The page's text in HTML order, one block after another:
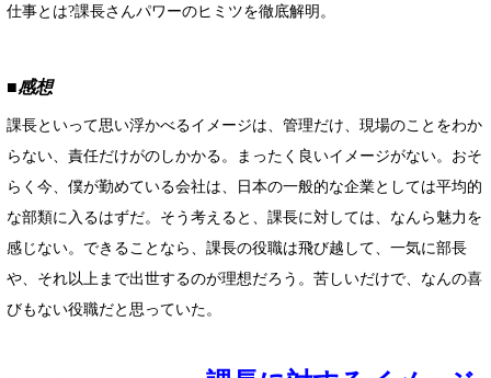
仕事とは?課長さんパワーのヒミツを徹底解明。
■感想
課長といって思い浮かべるイメージは、管理だけ、現場のことをわか
らない、責任だけがのしかかる。まったく良いイメージがない。おそ
らく今、僕が勤めている会社は、日本の一般的な企業としては平均的
な部類に入るはずだ。そう考えると、課長に対しては、なんら魅力を
感じない。できることなら、課長の役職は飛び越して、一気に部長
や、それ以上まで出世するのが理想だろう。苦しいだけで、なんの喜
びもない役職だと思っていた。